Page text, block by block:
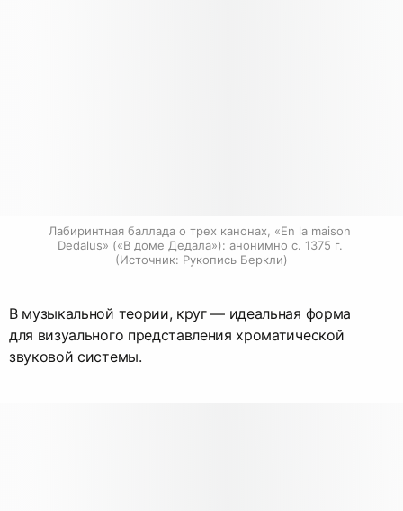
Лабиринтная баллада о трех канонах, «En la maison
Dedalus» («В доме Дедала»): анонимно c. 1375 г.
(Источник: Рукопись Беркли)
В музыкальной теории, круг — идеальная форма
для визуального представления хроматической
звуковой системы.